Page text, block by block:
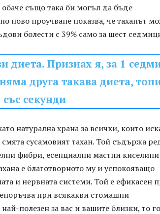
също така би могъл да бъде
ново проучване показва, че таханът
болести с 39% само за шест
диета. Признах я, за 1
друга такава диета,
със секунди
натурална храна за всички, които
сусамовият тахан. Той съдържа
фибри, есенциални мастни
е благотворното му и успокояващо
и нервната системи. Той е ефикасен
при всякакви стомашни
полезен за вас и вашите близки, то го